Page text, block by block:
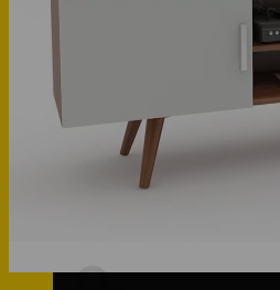
Phòng ngủ
Hotline: 0947 323438